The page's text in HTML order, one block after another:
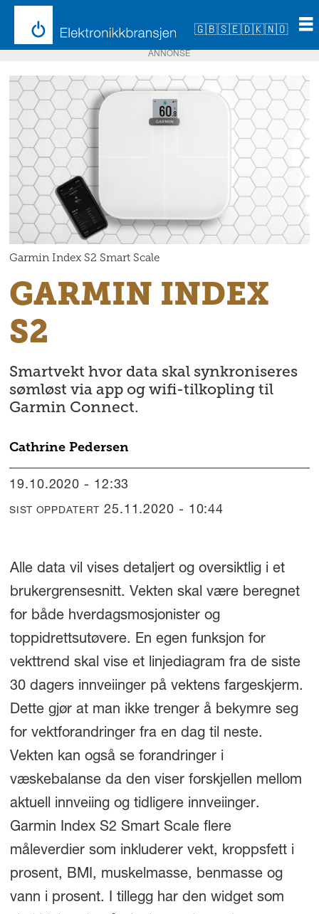
🇬🇧🇸🇪🇩🇰🇳🇴
ANNONSE
Garmin Index S2 Smart Scale
GARMIN INDEX
S2
Smartvekt hvor data skal synkroniseres
sømløst via app og wifi-tilkopling til
Garmin Connect.
Cathrine Pedersen
19.10.2020 - 12:33
SIST OPPDATERT 25.11.2020 - 10:44
Alle data vil vises detaljert og oversiktlig i et
brukergrensesnitt. Vekten skal være beregnet
for både hverdagsmosjonister og
toppidrettsutøvere. En egen funksjon for
vekttrend skal vise et linjediagram fra de siste
30 dagers innveiinger på vektens fargeskjerm.
Dette gjør at man ikke trenger å bekymre seg
for vektforandringer fra en dag til neste.
Vekten kan også se forandringer i
væskebalanse da den viser forskjellen mellom
aktuell innveiing og tidligere innveiinger.
Garmin Index S2 Smart Scale flere
måleverdier som inkluderer vekt, kroppsfett i
prosent, BMI, muskelmasse, benmasse og
vann i prosent. I tillegg har den widget som